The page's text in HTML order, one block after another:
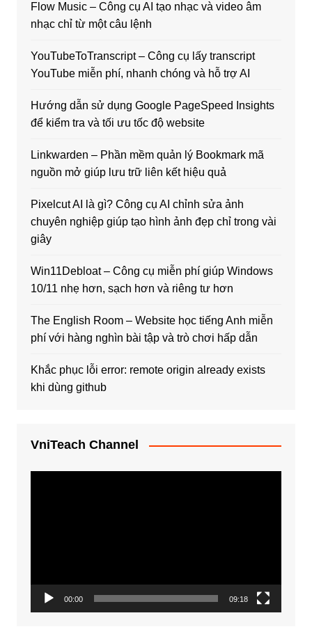
Flow Music – Công cụ AI tạo nhạc và video âm
nhạc chỉ từ một câu lệnh
YouTubeToTranscript – Công cụ lấy transcript
YouTube miễn phí, nhanh chóng và hỗ trợ AI
Hướng dẫn sử dụng Google PageSpeed Insights
để kiểm tra và tối ưu tốc độ website
Linkwarden – Phần mềm quản lý Bookmark mã
nguồn mở giúp lưu trữ liên kết hiệu quả
Pixelcut AI là gì? Công cụ AI chỉnh sửa ảnh
chuyên nghiệp giúp tạo hình ảnh đẹp chỉ trong vài
giây
Win11Debloat – Công cụ miễn phí giúp Windows
10/11 nhẹ hơn, sạch hơn và riêng tư hơn
The English Room – Website học tiếng Anh miễn
phí với hàng nghìn bài tập và trò chơi hấp dẫn
Khắc phục lỗi error: remote origin already exists
khi dùng github
VniTeach Channel
00:00 09:18